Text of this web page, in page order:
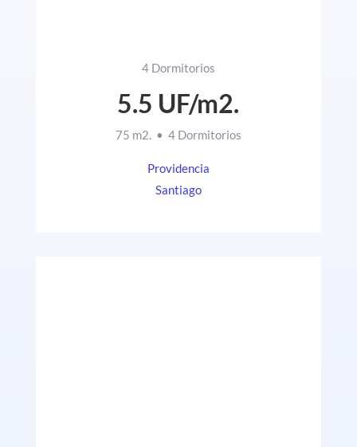
4 Dormitorios
5.5 UF/m2.
75 m2. • 4 Dormitorios
Providencia
Santiago